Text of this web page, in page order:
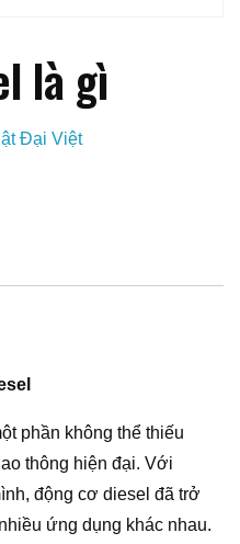
là gì
Đại Việt
phần không thể thiếu
thông hiện đại. Với
động cơ diesel đã trở
ứng dụng khác nhau.